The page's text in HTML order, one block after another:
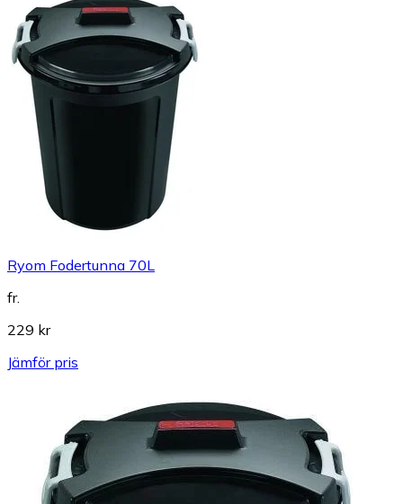
Ryom Fodertunna 70L
fr.
229 kr
Jämför pris